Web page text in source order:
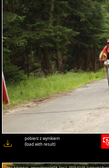
pobierz z wynikiem
(load with result)